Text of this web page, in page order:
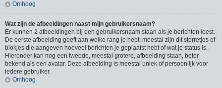
Omhoog
Wat zijn de afbeeldingen naast mijn gebruikersnaam?
Er kunnen 2 afbeeldingen bij een gebruikersnaam staan als je berichten leest.
De eerste afbeelding geeft aan welke rang je hebt, meestal zijn dit sterretjes of
blokjes die aangeven hoeveel berichten je geplaatst hebt of wat je status is.
Hieronder kan nog een tweede, meestal grotere, afbeelding staan, beter
bekend als een avatar. Deze afbeelding is meestal uniek of persoonlijk voor
iedere gebruiker.
Omhoog